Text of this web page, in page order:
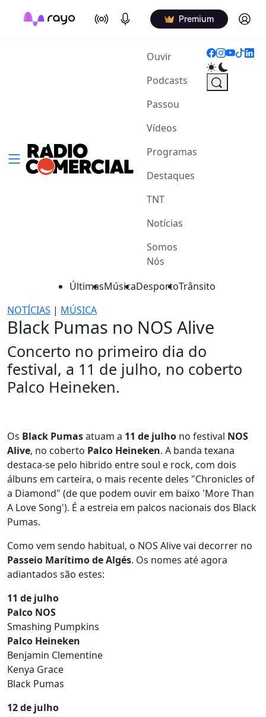
On Air Podcasts Premium Log in
Ouvir(current)
Podcasts
Passou
Vídeos
Programas
Destaques
TNT
Notícias
Somos
Nós
ÚltimasMúsicaDesportoTrânsito
NOTÍCIAS | MÚSICA
Black Pumas no NOS Alive
Concerto no primeiro dia do
festival, a 11 de julho, no coberto
Palco Heineken.
Os Black Pumasatuam a 11 de julho no festival NOS
Alive, no coberto Palco Heineken. A banda texana
destaca-se pelo hibrido entre soul e rock, com dois
álbuns em carteira, o mais recente deles "Chronicles of
a Diamond" (de que podem ouvir em baixo 'More Than
A Love Song'). É a estreia em palcos nacionais dos Black
Pumas.
Como vem sendo habitual, o NOS Alive vai decorrer no
Passeio Marítimo de Algés. Os nomes até agora
adiantados são estes:
11 de julho
Palco NOS
Smashing Pumpkins
Palco Heineken
Benjamin Clementine
Kenya Grace
Black Pumas
12 de julho